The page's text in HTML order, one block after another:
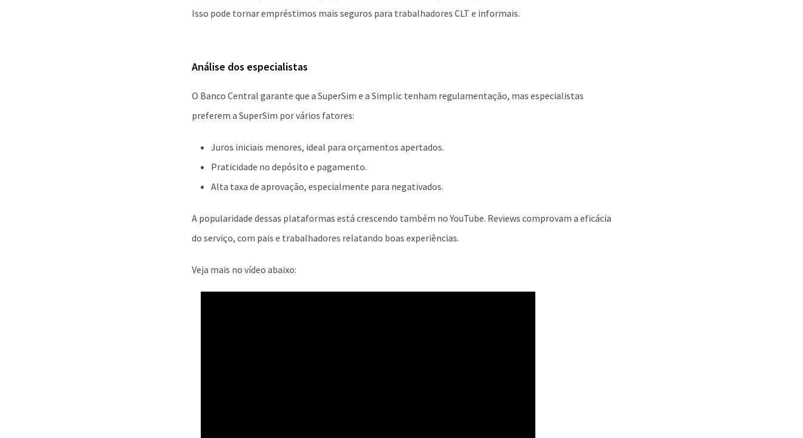
Isso pode tornar empréstimos mais seguros para trabalhadores CLT e informais.
Análise dos especialistas
O Banco Central garante que a SuperSim e a Simplic tenham regulamentação, mas especialistas
preferem a SuperSim por vários fatores:
Juros iniciais menores, ideal para orçamentos apertados.
Praticidade no depósito e pagamento.
Alta taxa de aprovação, especialmente para negativados.
A popularidade dessas plataformas está crescendo também no YouTube. Reviews comprovam a eficácia
do serviço, com pais e trabalhadores relatando boas experiências.
Veja mais no vídeo abaixo: